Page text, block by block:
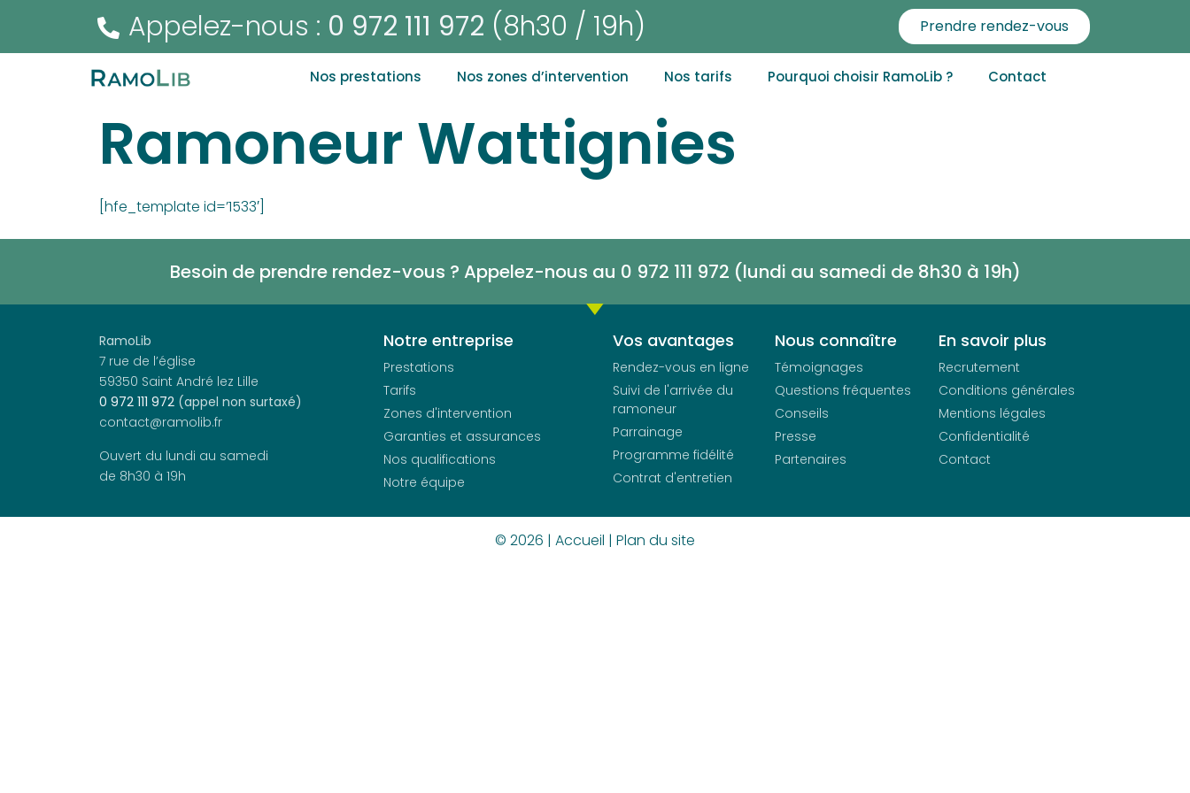
Appelez-nous : 0 972 111 972 (8h30 / 19h) Prendre rendez-vous
Nos prestations Nos zones d’intervention Nos tarifs Pourquoi choisir RamoLib ? Contact
Ramoneur Wattignies
[hfe_template id=’1533′]
Besoin de prendre rendez-vous ? Appelez-nous au 0 972 111 972 (lundi au samedi de 8h30 à 19h)
RamoLib
7 rue de l’église
59350 Saint André lez Lille
0 972 111 972 (appel non surtaxé)
contact@ramolib.fr
Ouvert du lundi au samedi
de 8h30 à 19h
Notre entreprise
Prestations
Tarifs
Zones d'intervention
Garanties et assurances
Nos qualifications
Notre équipe
Vos avantages
Rendez-vous en ligne
Suivi de l'arrivée du
ramoneur
Parrainage
Programme fidélité
Contrat d'entretien
Nous connaître
Témoignages
Questions fréquentes
Conseils
Presse
Partenaires
En savoir plus
Recrutement
Conditions générales
Mentions légales
Confidentialité
Contact
© 2026 | Accueil | Plan du site